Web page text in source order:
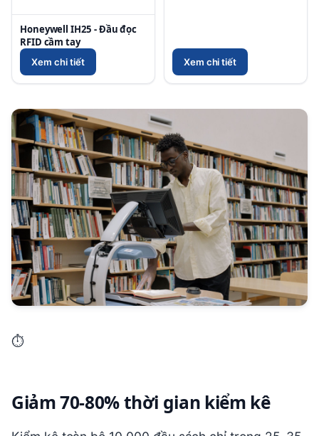
Honeywell IH25 - Đầu đọc
RFID cầm tay
Xem chi tiết Xem chi tiết
⏱️
Giảm 70-80% thời gian kiểm kê